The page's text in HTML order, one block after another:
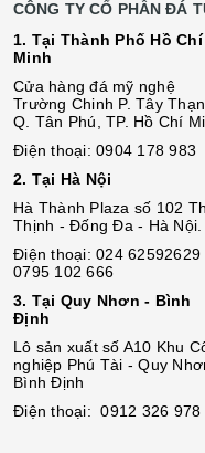
CÔNG TY CỔ PHẦN ĐÁ
1. Tại Thành Phố Hồ Chí
Minh
Cửa hàng đá mỹ nghệ
Trường Chinh P. Tây
Q. Tân Phú, TP. Hồ Chí
Điện thoại: 0904 178 983
2. Tại Hà Nội
Hà Thành Plaza số 102
Thịnh - Đống Đa - Hà Nội.
Điện thoại: 024 62592629
0795 102 666
3. Tại Quy Nhơn - Bình
Định
Lô sản xuất số A10 Khu
nghiệp Phú Tài - Quy
Bình Định
Điện thoại: 0912 326 978